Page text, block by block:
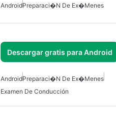
AndroidPreparaci�n De Ex�menes
Descargar gratis para Android
AndroidPreparaci�n De Ex�menes
Examen De Conducción